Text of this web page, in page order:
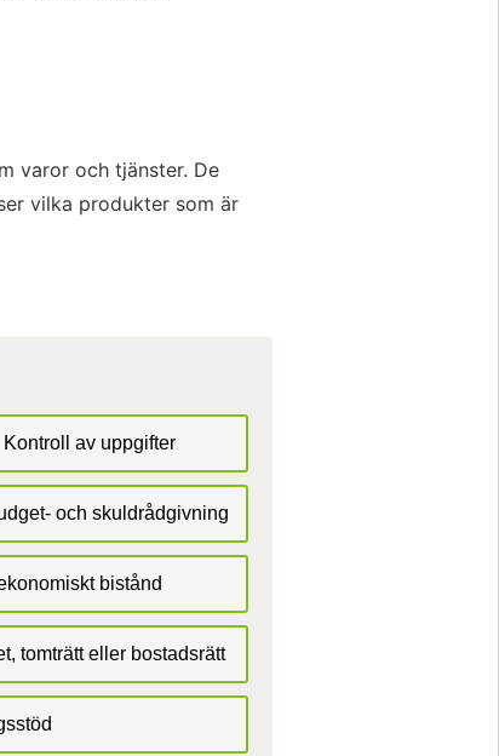
varor och tjänster. De
vilka produkter som är
Kontroll av uppgifter
och skuldrådgivning
bistånd
tomträtt eller bostadsrätt